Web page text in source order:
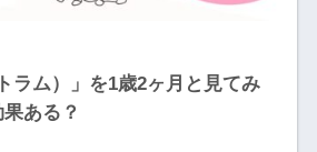
ラム）」を1歳2ヶ月と見てみ
ある？